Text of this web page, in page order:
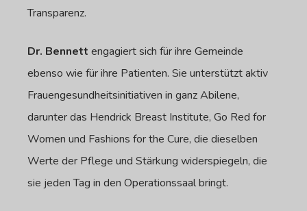
Transparenz.
Dr. Bennett engagiert sich für ihre Gemeinde
ebenso wie für ihre Patienten. Sie unterstützt aktiv
Frauengesundheitsinitiativen in ganz Abilene,
darunter das Hendrick Breast Institute, Go Red for
Women und Fashions for the Cure, die dieselben
Werte der Pflege und Stärkung widerspiegeln, die
sie jeden Tag in den Operationssaal bringt.